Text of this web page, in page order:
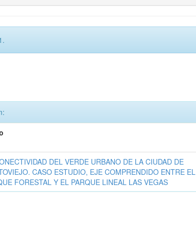
DEL VERDE URBANO DE LA CIUDAD DE
CASO ESTUDIO, EJE COMPRENDIDO ENTRE EL
FORESTAL Y EL PARQUE LINEAL LAS VEGAS